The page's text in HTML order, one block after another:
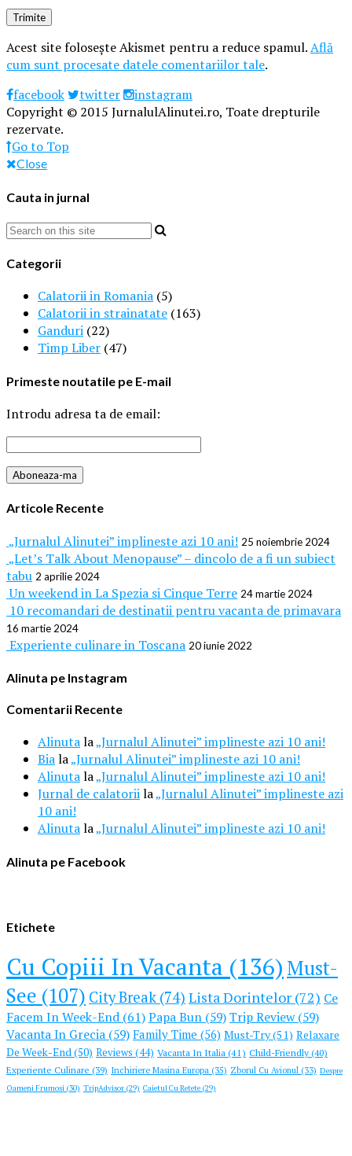
Acest site folosește Akismet pentru a reduce spamul.Află
cum sunt procesate datele comentariilor tale.
facebook
twitter
instagram
Copyright © 2015 JurnalulAlinutei.ro, Toate drepturile
rezervate.
Go to Top
Close
Cauta in jurnal
Categorii
Calatorii in Romania (5)
Calatorii in strainatate (163)
Ganduri (22)
Timp Liber (47)
Primeste noutatile pe E-mail
Introdu adresa ta de email:
Articole Recente
„Jurnalul Alinutei” implineste azi 10 ani! 25 noiembrie 2024
„Let’s Talk About Menopause” – dincolo de a fi un subiect
tabu 2 aprilie 2024
Un weekend in La Spezia si Cinque Terre 24 martie 2024
10 recomandari de destinatii pentru vacanta de primavara
16 martie 2024
Experiente culinare in Toscana 20 iunie 2022
Alinuta pe Instagram
Comentarii Recente
Alinutala„Jurnalul Alinutei” implineste azi 10 ani!
Biala„Jurnalul Alinutei” implineste azi 10 ani!
Alinutala„Jurnalul Alinutei” implineste azi 10 ani!
Jurnal de calatoriila„Jurnalul Alinutei” implineste azi
10 ani!
Alinutala„Jurnalul Alinutei” implineste azi 10 ani!
Alinuta pe Facebook
Etichete
Cu Copiii In Vacanta (136)Must-
See (107) City Break (74) Lista Dorintelor (72) Ce
Facem In Week-End (61) Papa Bun (59) Trip Review (59)
Vacanta In Grecia (59) Family Time (56) Must-Try (51) Relaxare
De Week-End (50) Reviews (44) Vacanta In Italia (41) Child-Friendly (40)
Experiente Culinare (39) Inchiriere Masina Europa (35) Zborul Cu Avionul (33) Despre
Oameni Frumosi (30) TripAdvisor (29) Caietul Cu Retete (29)